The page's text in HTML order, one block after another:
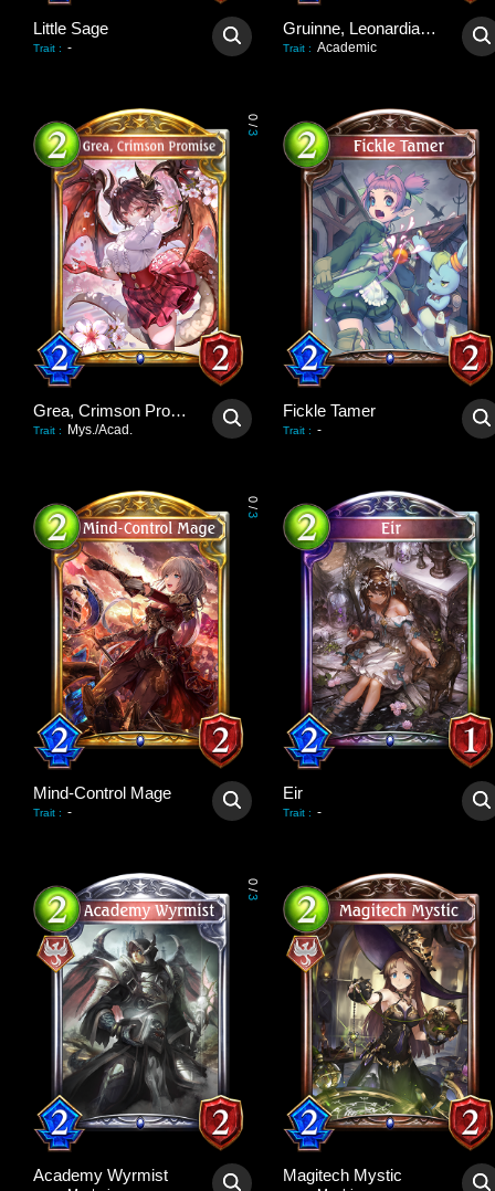
Little Sage
Trait : -
Gruinne, Leonardian Provost
Trait : Academic
0
/
3
Grea, Crimson Promise
Trait : Mys./Acad.
Fickle Tamer
Trait : -
0
/
3
Mind-Control Mage
Trait : -
Eir
Trait : -
0
/
3
Academy Wyrmist Magitech Mystic